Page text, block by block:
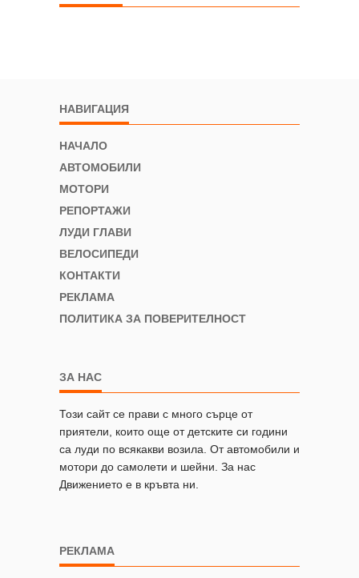
НАВИГАЦИЯ
НАЧАЛО
АВТОМОБИЛИ
МОТОРИ
РЕПОРТАЖИ
ЛУДИ ГЛАВИ
ВЕЛОСИПЕДИ
КОНТАКТИ
РЕКЛАМА
ПОЛИТИКА ЗА ПОВЕРИТЕЛНОСТ
ЗА НАС
Този сайт се прави с много сърце от
приятели, които още от детските си години
са луди по всякакви возила. От автомобили и
мотори до самолети и шейни. За нас
Движението е в кръвта ни.
РЕКЛАМА